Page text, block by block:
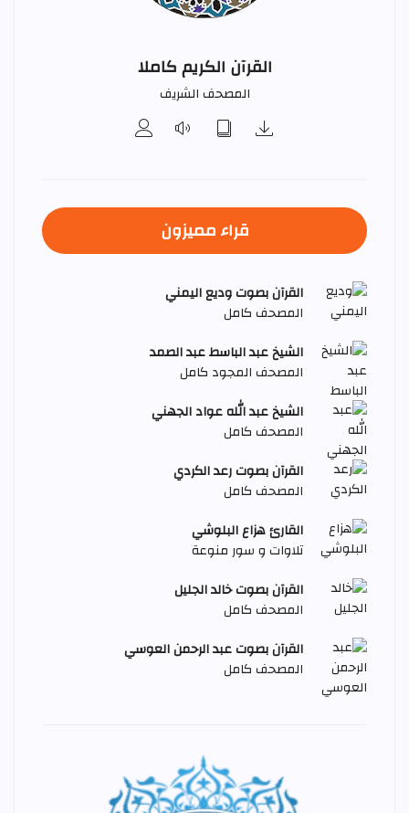
القرآن الكريم كاملا
المصحف الشريف
قراء مميزون
القرآن بصوت وديع اليمني
المصحف كامل
الشيخ عبد الباسط عبد الصمد
المصحف المجود كامل
الشيخ عبد الله عواد الجهني
المصحف كامل
القرآن بصوت رعد الكردي
المصحف كامل
القارئ هزاع البلوشي
تلاوات و سور منوعة
القرآن بصوت خالد الجليل
المصحف كامل
القرآن بصوت عبد الرحمن العوسي
المصحف كامل